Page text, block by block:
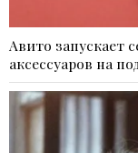
Авито запускает
аксессуаров на